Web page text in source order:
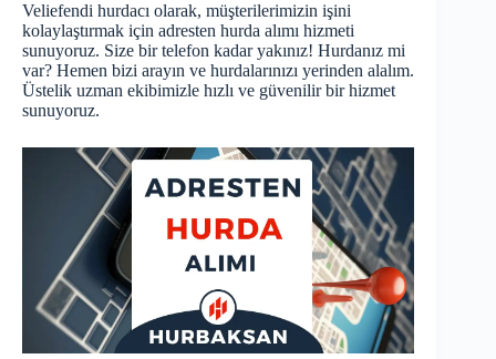
Veliefendi hurdacı olarak, müşterilerimizin işini
kolaylaştırmak için adresten hurda alımı hizmeti
sunuyoruz. Size bir telefon kadar yakınız! Hurdanız mi
var? Hemen bizi arayın ve hurdalarınızı yerinden alalım.
Üstelik uzman ekibimizle hızlı ve güvenilir bir hizmet
sunuyoruz.